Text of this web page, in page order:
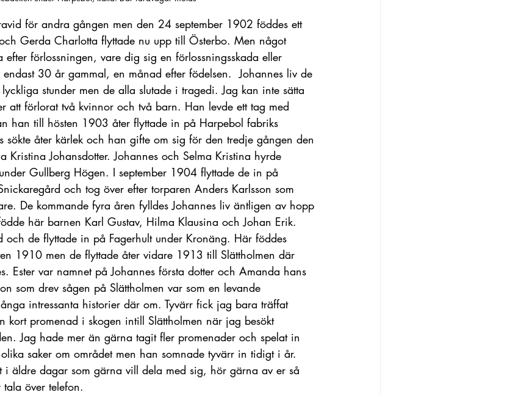
för andra gången men den 24 september 1902 föddes ett
Gerda Charlotta flyttade nu upp till Österbo. Men något
förlossningen, vare dig sig en förlossningsskada eller
30 år gammal, en månad efter födelsen.  Johannes liv de
stunder men de alla slutade i tragedi. Jag kan inte sätta
att förlorat två kvinnor och två barn. Han levde ett tag med
han till hösten 1903 åter flyttade in på Harpebol fabriks
sökte åter kärlek och han gifte om sig för den tredje gången den
Kristina Johansdotter. Johannes och Selma Kristina hyrde
Gullberg Högen. I september 1904 flyttade de in på
och tog över efter torparen Anders Karlsson som
De kommande fyra åren fylldes Johannes liv äntligen av hopp
här barnen Karl Gustav, Hilma Klausina och Johan Erik.
och de flyttade in på Fagerhult under Kronäng. Här föddes
1910 men de flyttade åter vidare 1913 till Slättholmen där
Ester var namnet på Johannes första dotter och Amanda hans
som drev sågen på Slättholmen var som en levande
intressanta historier där om. Tyvärr fick jag bara träffat
kort promenad i skogen intill Slättholmen när jag besökt
Jag hade mer än gärna tagit fler promenader och spelat in
saker om området men han somnade tyvärr in tidigt i år.
i äldre dagar som gärna vill dela med sig, hör gärna av er så
över telefon.